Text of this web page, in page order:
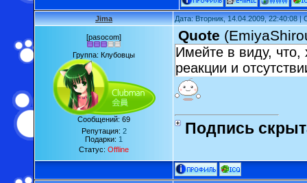
Jima Дата: Вторник, 14.04.2009, 22:40:08
[pasocom]
Группа: Клубовцы
Сообщений: 69
Репутация: 2
Подарки: 1
Статус: Offline
Quote (
Имейте в виду, что,
реакции и
Подпись